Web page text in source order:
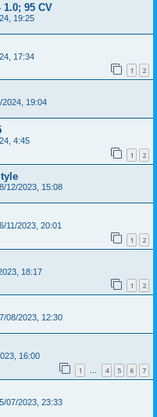
1.0; 95 CV
19:25
17:34
1 2
2024, 19:04
4:45
1 2
12/2023, 15:08
11/2023, 20:01
1 2
18:17
1 2
08/2023, 12:30
16:00
1 … 4 5 6 7
07/2023, 23:33